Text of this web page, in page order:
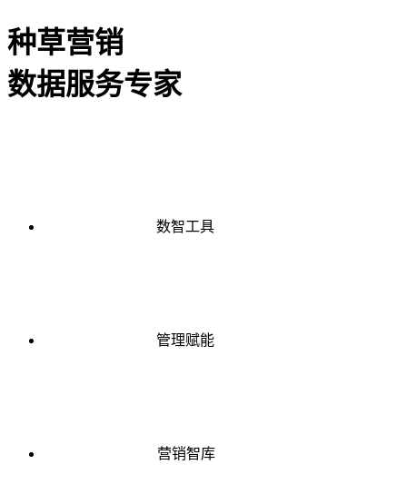
种草营销
数据服务专家
数智工具
管理赋能
营销智库